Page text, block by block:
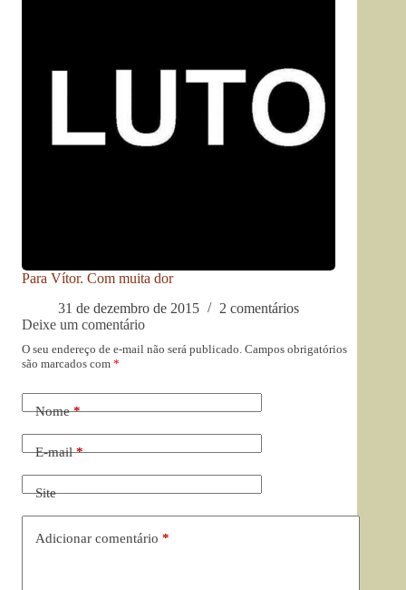
Para Vítor. Com muita dor
31 de dezembro de 2015
2 comentários
Deixe um comentário
O seu endereço de e-mail não será publicado. Campos obrigatórios
são marcados com *
Nome*
E-mail*
Site
Adicionar comentário *